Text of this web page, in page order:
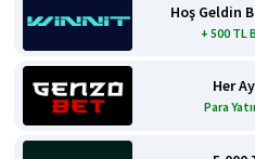
Hoş Geldin
+ 500 TL
Her
Para